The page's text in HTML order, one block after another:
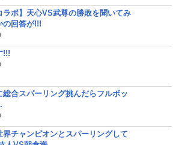
ラボ】天心VS武尊の勝敗を聞いてみ
の回答が!!!
!!!
総合スパーリング挑んだらフルボッ
界チャンピオンとスパーリングして